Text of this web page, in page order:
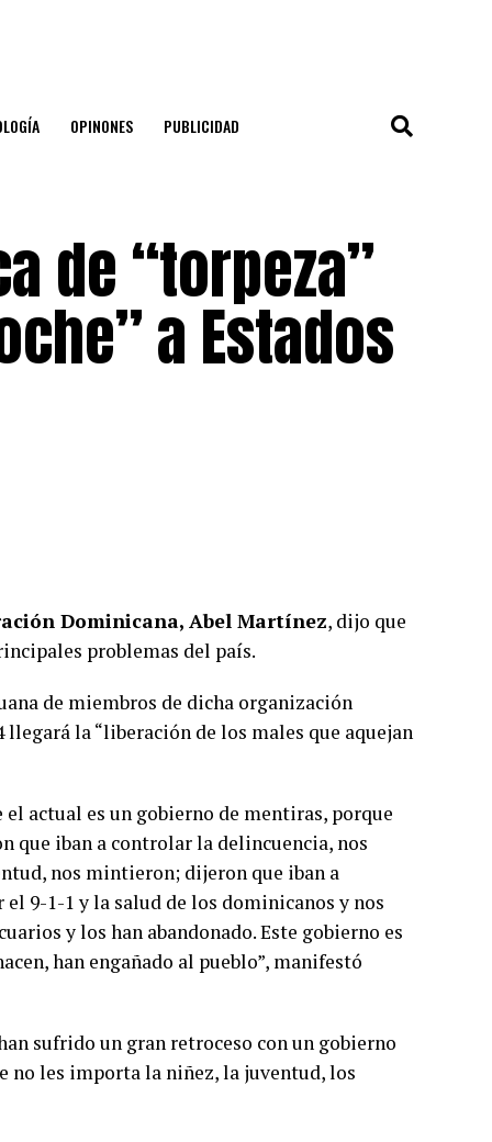
OPINONES PUBLICIDAD
de “torpeza”
a Estados
Dominicana, Abel Martínez, dijo que
problemas del país.
de miembros de dicha organización
llegará la “liberación de los males que aquejan
actual es un gobierno de mentiras, porque
que iban a controlar la delincuencia, nos
nos mintieron; dijeron que iban a
9-1-1 y la salud de los dominicanos y nos
y los han abandonado. Este gobierno es
han engañado al pueblo”, manifestó
sufrido un gran retroceso con un gobierno
no les importa la niñez, la juventud, los